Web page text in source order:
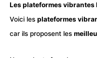
Les plateformes vibrantes
Voici les plateformes
car ils proposent les